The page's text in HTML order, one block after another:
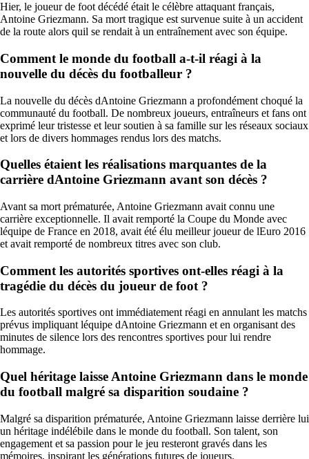
Hier, le joueur de foot décédé était le célèbre attaquant français,
Antoine Griezmann. Sa mort tragique est survenue suite à un accident
de la route alors quil se rendait à un entraînement avec son équipe.
Comment le monde du football a-t-il réagi à la
nouvelle du décès du footballeur ?
La nouvelle du décès dAntoine Griezmann a profondément choqué la
communauté du football. De nombreux joueurs, entraîneurs et fans ont
exprimé leur tristesse et leur soutien à sa famille sur les réseaux sociaux
et lors de divers hommages rendus lors des matchs.
Quelles étaient les réalisations marquantes de la
carrière dAntoine Griezmann avant son décès ?
Avant sa mort prématurée, Antoine Griezmann avait connu une
carrière exceptionnelle. Il avait remporté la Coupe du Monde avec
léquipe de France en 2018, avait été élu meilleur joueur de lEuro 2016
et avait remporté de nombreux titres avec son club.
Comment les autorités sportives ont-elles réagi à la
tragédie du décès du joueur de foot ?
Les autorités sportives ont immédiatement réagi en annulant les matchs
prévus impliquant léquipe dAntoine Griezmann et en organisant des
minutes de silence lors des rencontres sportives pour lui rendre
hommage.
Quel héritage laisse Antoine Griezmann dans le monde
du football malgré sa disparition soudaine ?
Malgré sa disparition prématurée, Antoine Griezmann laisse derrière lui
un héritage indélébile dans le monde du football. Son talent, son
engagement et sa passion pour le jeu resteront gravés dans les
mémoires, inspirant les générations futures de joueurs.